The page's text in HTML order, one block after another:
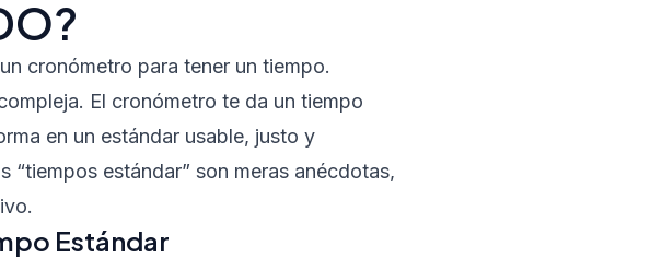
cronómetro para tener un tiempo.
El cronómetro te da un tiempo
en un estándar usable, justo y
estándar” son meras anécdotas,
Estándar